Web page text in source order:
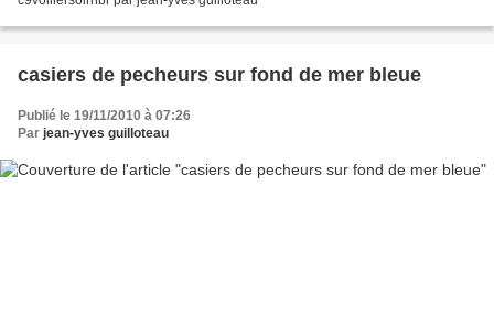
casiers de pecheurs sur fond de mer bleue
Publié le 19/11/2010 à 07:26
Par jean-yves guilloteau